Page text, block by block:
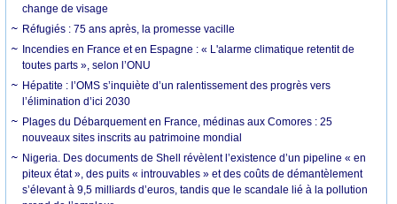
change de visage
Réfugiés : 75 ans après, la promesse vacille
Incendies en France et en Espagne : « L'alarme climatique retentit de
toutes parts », selon l’ONU
Hépatite : l’OMS s’inquiète d’un ralentissement des progrès vers
l’élimination d’ici 2030
Plages du Débarquement en France, médinas aux Comores : 25
nouveaux sites inscrits au patrimoine mondial
Nigeria. Des documents de Shell révèlent l’existence d’un pipeline « en
piteux état », des puits « introuvables » et des coûts de démantèlement
s’élevant à 9,5 milliards d’euros, tandis que le scandale lié à la pollution